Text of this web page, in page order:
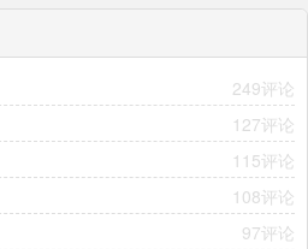
249评论
127评论
115评论
108评论
97评论